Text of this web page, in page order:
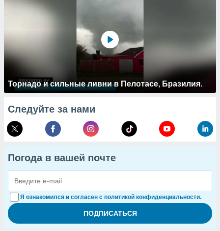
Торнадо и сильные ливни в Пелотасе, Бразилия.
Следуйте за нами
Погода в вашей почте
Я ознакомился и согласен с политикой конфиденциальности.